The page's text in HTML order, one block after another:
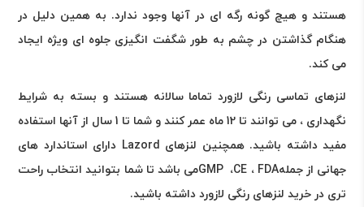
هستند و هیچ گونه رگه ای در آنها وجود ندارد. به همین دلیل در
هنگام گذاشتن در چشم به طور شگفت انگیزی جلوه ای ویژه ایجاد
می کند.
لنزهای تماسی رنگی لازورد تماما سالانه هستند و بسته به شرایط
نگهداری ، می توانند تا 12 ماه عمر کنند و شما تا 1 سال از آنها استفاده
مفید داشته باشید. همچنین لنزهای Lazord دارای استاندارد های
جهانی از جملهFDA، CE، GMPمی باشد تا شما بتوانید انتخاب راحت
تری در خرید لنزهای رنگی لازورد داشته باشید.